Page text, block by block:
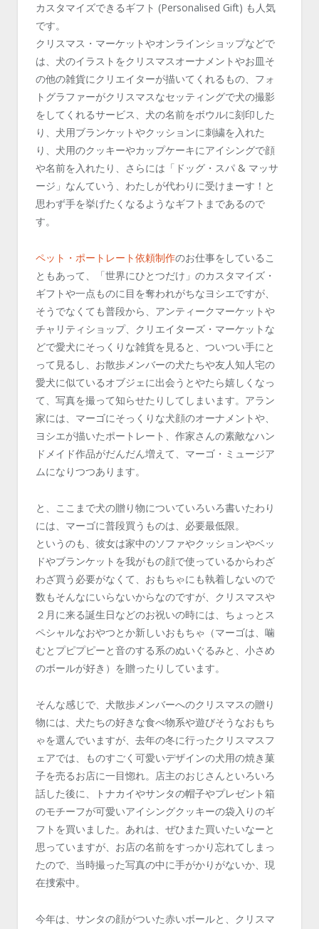
カスタマイズできるギフト (Personalised Gift) も人気
です。
クリスマス・マーケットやオンラインショップなどで
は、犬のイラストをクリスマスオーナメントやお皿そ
の他の雑貨にクリエイターが描いてくれるもの、フォ
トグラファーがクリスマスなセッティングで犬の撮影
をしてくれるサービス、犬の名前をボウルに刻印した
り、犬用ブランケットやクッションに刺繍を入れた
り、犬用のクッキーやカップケーキにアイシングで顔
や名前を入れたり、さらには「ドッグ・スパ & マッサ
ージ」なんていう、わたしが代わりに受けまーす！と
思わず手を挙げたくなるようなギフトまであるので
す。
ペット・ポートレート依頼制作のお仕事をしているこ
ともあって、「世界にひとつだけ」のカスタマイズ・
ギフトや一点ものに目を奪われがちなヨシエですが、
そうでなくても普段から、アンティークマーケットや
チャリティショップ、クリエイターズ・マーケットな
どで愛犬にそっくりな雑貨を見ると、ついつい手にと
って見るし、お散歩メンバーの犬たちや友人知人宅の
愛犬に似ているオブジェに出会うとやたら嬉しくなっ
て、写真を撮って知らせたりしてしまいます。アラン
家には、マーゴにそっくりな犬顔のオーナメントや、
ヨシエが描いたポートレート、作家さんの素敵なハン
ドメイド作品がだんだん増えて、マーゴ・ミュージア
ムになりつつあります。
と、ここまで犬の贈り物についていろいろ書いたわり
には、マーゴに普段買うものは、必要最低限。
というのも、彼女は家中のソファやクッションやベッ
ドやブランケットを我がもの顔で使っているからわざ
わざ買う必要がなくて、おもちゃにも執着しないので
数もそんなにいらないからなのですが、クリスマスや
２月に来る誕生日などのお祝いの時には、ちょっとス
ペシャルなおやつとか新しいおもちゃ（マーゴは、噛
むとプピプピーと音のする系のぬいぐるみと、小さめ
のボールが好き）を贈ったりしています。
そんな感じで、犬散歩メンバーへのクリスマスの贈り
物には、犬たちの好きな食べ物系や遊びそうなおもち
ゃを選んでいますが、去年の冬に行ったクリスマスフ
ェアでは、ものすごく可愛いデザインの犬用の焼き菓
子を売るお店に一目惚れ。店主のおじさんといろいろ
話した後に、トナカイやサンタの帽子やプレゼント箱
のモチーフが可愛いアイシングクッキーの袋入りのギ
フトを買いました。あれは、ぜひまた買いたいなーと
思っていますが、お店の名前をすっかり忘れてしまっ
たので、当時撮った写真の中に手がかりがないか、現
在捜索中。
今年は、サンタの顔がついた赤いボールと、クリスマ